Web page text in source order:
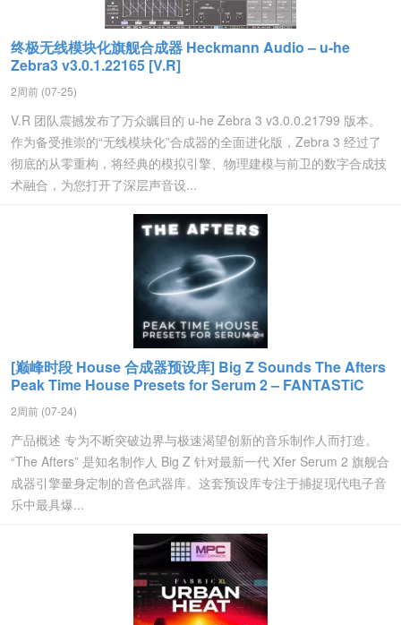
终极无线模块化旗舰合成器 Heckmann Audio – u-he
Zebra3 v3.0.1.22165 [V.R]
2周前 (07-25)
V.R 团队震撼发布了万众瞩目的 u-he Zebra 3 v3.0.0.21799 版本。
作为备受推崇的“无线模块化”合成器的全面进化版，Zebra 3 经过了
彻底的从零重构，将经典的模拟引擎、物理建模与前卫的数字合成技
术融合，为您打开了深层声音设...
[巅峰时段 House 合成器预设库] Big Z Sounds The Afters
Peak Time House Presets for Serum 2 – FANTASTiC
2周前 (07-24)
产品概述 专为不断突破边界与极速渴望创新的音乐制作人而打造。
“The Afters” 是知名制作人 Big Z 针对最新一代 Xfer Serum 2 旗舰合
成器引擎量身定制的音色武器库。这套预设库专注于捕捉现代电子音
乐中最具爆...